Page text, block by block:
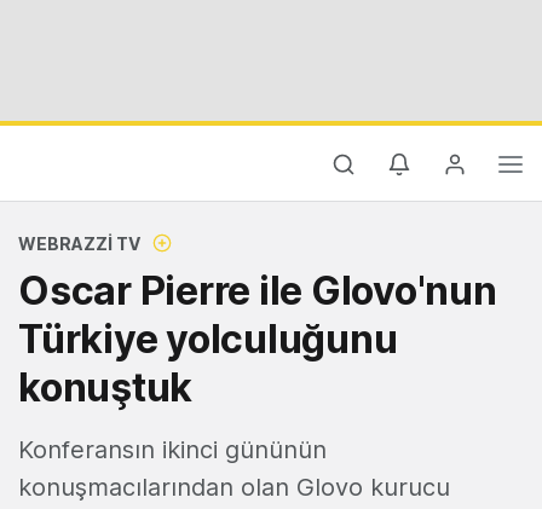
WEBRAZZI TV
Oscar Pierre ile Glovo'nun
Türkiye yolculuğunu
konuştuk
Konferansın ikinci gününün
konuşmacılarından olan Glovo kurucu